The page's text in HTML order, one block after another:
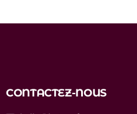
CONTACTEZ-NOUS